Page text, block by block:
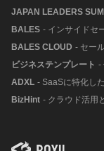
JAPAN LEADERS
BALES - インサイドセ
BALES CLOUD - セー
ビジネステンプレート -
ADXL - SaaSに特化し
BizHint - クラウド活用